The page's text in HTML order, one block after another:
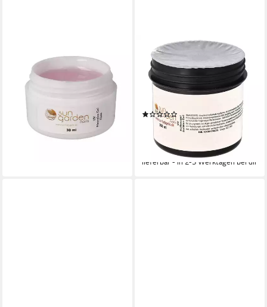
UV-Gel 30 ml UV Fiberglas
Gel Rosé Klar + Pinselset +
14,98 €
-20%
lieferbar - in 2-3 Werktagen bei dir
SUN GARDEN NAILS
UV-Gel 100ml UV Classic Gel
- Aufbaugel Klar, Dieses
Aufbaugel eignet sich für
Stilettos, Schablonentechnik
(1)
17,99 € UVP25,99 €
(179,90 €/ 1 l)
-31%
lieferbar - in 2-3 Werktagen bei dir